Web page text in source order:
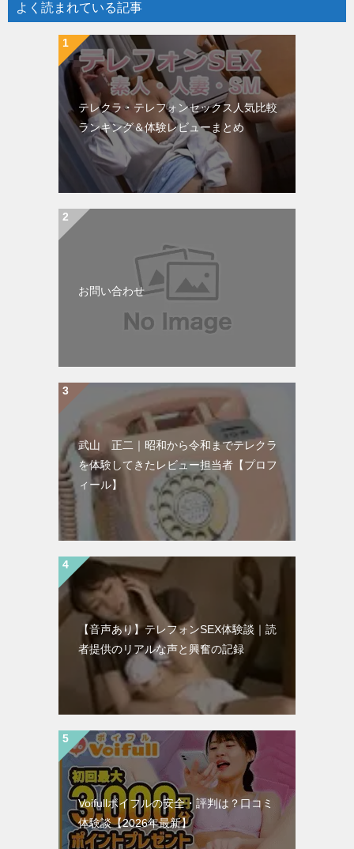
よく読まれている記事
テレクラ・テレフォンセックス人気比較
ランキング＆体験レビューまとめ
お問い合わせ
武山 正二｜昭和から令和までテレクラ
を体験してきたレビュー担当者【プロフ
ィール】
【音声あり】テレフォンSEX体験談｜読
者提供のリアルな声と興奮の記録
Voifullボイフルの安全・評判は？口コミ
体験談【2026年最新】